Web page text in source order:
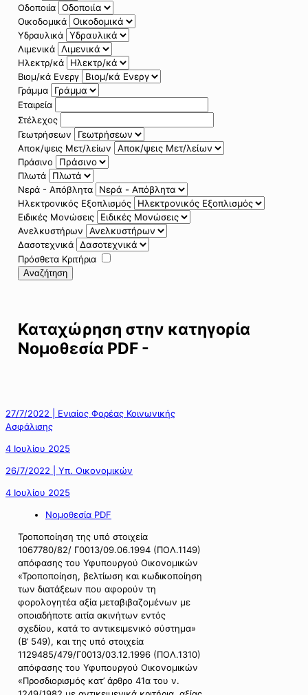
Οδοποιία
Οικοδομικά
Υδραυλικά
Λιμενικά
Ηλεκτρ/κά
Βιομ/κά Ενεργ
Γράμμα
Εταιρεία
Στέλεχος
Γεωτρήσεων
Αποκ/ψεις Μετ/λείων
Πράσινο
Πλωτά
Νερά - Απόβλητα
Ηλεκτρονικός Εξοπλισμός
Ειδικές Μονώσεις
Ανελκυστήρων
Δασοτεχνικά
Πρόσθετα Κριτήρια
Αναζήτηση
Καταχώρηση στην κατηγορία
Νομοθεσία PDF -
27/7/2022 | Ενιαίος Φορέας Κοινωνικής
Ασφάλισης
4 Ιουλίου 2025
26/7/2022 | Υπ. Οικονομικών
4 Ιουλίου 2025
Νομοθεσία PDF
Τροποποίηση της υπό στοιχεία
1067780/82/ Γ0013/09.06.1994 (ΠΟΛ.1149)
απόφασης του Υφυπουργού Οικονομικών
«Τροποποίηση, βελτίωση και κωδικοποίηση
των διατάξεων που αφορούν τη
φορολογητέα αξία μεταβιβαζομένων με
οποιαδήποτε αιτία ακινήτων εντός
σχεδίου, κατά το αντικειμενικό σύστημα»
(Β’ 549), και της υπό στοιχεία
1129485/479/Γ0013/03.12.1996 (ΠΟΛ.1310)
απόφασης του Υφυπουργού Οικονομικών
«Προσδιορισμός κατ’ άρθρο 41α του ν.